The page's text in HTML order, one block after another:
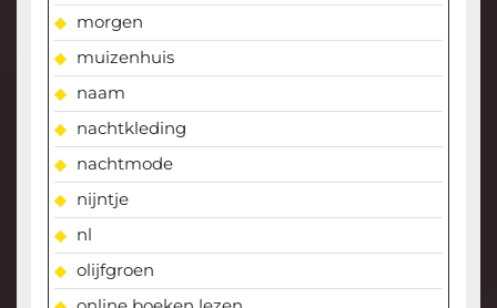
morgen
muizenhuis
naam
nachtkleding
nachtmode
nijntje
nl
olijfgroen